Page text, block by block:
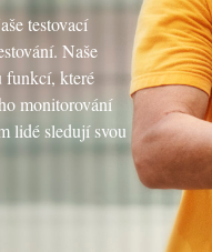
testovací
Naše
funkcí, které
monitorování
lidé sledují svou